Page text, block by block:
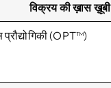
विक्रय की ख़ास ख़ूबी
(OPT™)